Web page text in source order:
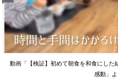
動画「【検証】初めて朝食を和食にした
感動」よ